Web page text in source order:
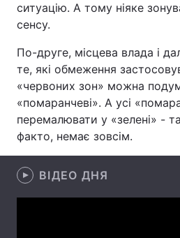
Головна
ситуацію. А тому ніяке
сенсу.
По-друге, місцева влада і
те, які обмеження
«червоних зон» можна
«помаранчеві». А усі
перемалювати у «зелені» -
факто, немає зовсім.
ВІДЕО ДНЯ